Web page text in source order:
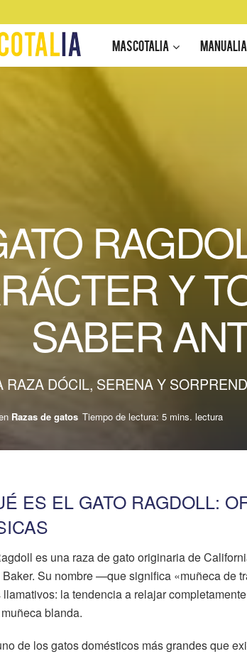
MASCOTALIA MANUALIA
Y
SABER
RAZA DÓCIL, SERENA Y
Razas de gatos Tiempo de lectura: 5 mins. lectura
ES EL GATO RAGDOLL:
es una raza de gato originaria de
Su nombre —que significa «muñeca de
llamativos: la tendencia a relajar
blanda.
de los gatos domésticos más grandes que